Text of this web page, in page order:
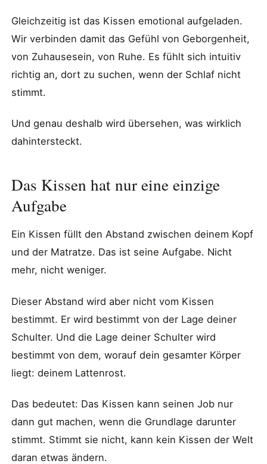
Gleichzeitig ist das Kissen emotional aufgeladen.
Wir verbinden damit das Gefühl von Geborgenheit,
von Zuhausesein, von Ruhe. Es fühlt sich intuitiv
richtig an, dort zu suchen, wenn der Schlaf nicht
stimmt.
Und genau deshalb wird übersehen, was wirklich
dahintersteckt.
Das Kissen hat nur eine einzige
Aufgabe
Ein Kissen füllt den Abstand zwischen deinem Kopf
und der Matratze. Das ist seine Aufgabe. Nicht
mehr, nicht weniger.
Dieser Abstand wird aber nicht vom Kissen
bestimmt. Er wird bestimmt von der Lage deiner
Schulter. Und die Lage deiner Schulter wird
bestimmt von dem, worauf dein gesamter Körper
liegt: deinem Lattenrost.
Das bedeutet: Das Kissen kann seinen Job nur
dann gut machen, wenn die Grundlage darunter
stimmt. Stimmt sie nicht, kann kein Kissen der Welt
daran etwas ändern.